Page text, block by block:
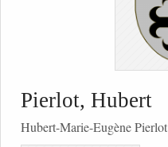
Pierlot, Hubert
Hubert-Marie-Eugène Pierlot